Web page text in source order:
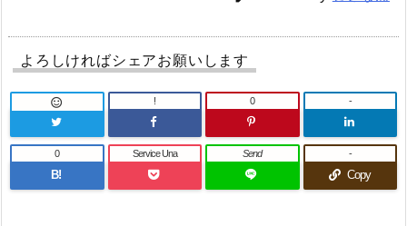
よろしければシェアお願いします
 ! 0 -
B!
0 Service Una Send
Copy
-